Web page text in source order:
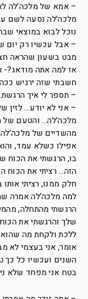
– אמא של מלכה’לה
מלכה’לה נסעה לשם
נוכל לבוא במוצאי
– אבל עכשיו רק יום
מבט בשעון שהראה
אז למה אתה מודאג?-
חשבתי שזה ירגיש
– תספר לי איך הרגשת.
– אני לא יודע… לזין
מלכה’לה… והטעם של
מהשדיים של מלכה’לה
אפילו כשלא עמד,
בו, הרגשתי את הכוח
הזה… רציתי את הכוח
חלק ממנו, רציתי אותו
למה מלכה’לה אמרה
הרגשתי מהתחלה,
שלך והרגשתי את
ללכת ולקחת מה
אומר, אני בעצמי לא
השנים ועכשיו כל כך
בטח אני מפחד שלא